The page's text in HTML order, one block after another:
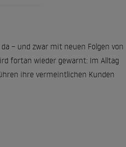
– und zwar mit neuen Folgen von
fortan wieder gewarnt: Im Alltag
ihre vermeintlichen Kunden